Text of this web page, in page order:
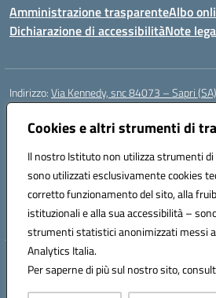
Cookies e altri strumenti di
Il nostro Istituto non utilizza strumenti
sono utilizzati esclusivamente cookies
corretto funzionamento del sito, alla
istituzionali e alla sua accessibilità –
strumenti statistici anonimizzati messi
Analytics Italia.
Per saperne di più sul nostro sito,
Amministrazione trasparenteAlbo
Dichiarazione di accessibilitàNote
Indirizzo:Via Kennedy, snc 84073 – Sapri (SA)
Centralino:
Posta elettronica certificata (PEC):
Codice fiscale: 84002700650
Codice meccanografico:SAIC878008
Codice Indice delle Pubbliche
Codice unico di fatturazione (CUF): UFYPHY
Hosting & Powered by 3D
Concept & Design by